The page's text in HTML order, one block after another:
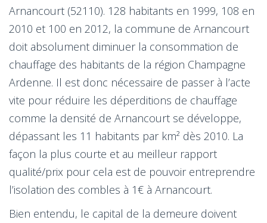
Arnancourt (52110). 128 habitants en 1999, 108 en
2010 et 100 en 2012, la commune de Arnancourt
doit absolument diminuer la consommation de
chauffage des habitants de la région Champagne
Ardenne. Il est donc nécessaire de passer à l’acte
vite pour réduire les déperditions de chauffage
comme la densité de Arnancourt se développe,
dépassant les 11 habitants par km² dès 2010. La
façon la plus courte et au meilleur rapport
qualité/prix pour cela est de pouvoir entreprendre
l’isolation des combles à 1€ à Arnancourt.
Bien entendu, le capital de la demeure doivent